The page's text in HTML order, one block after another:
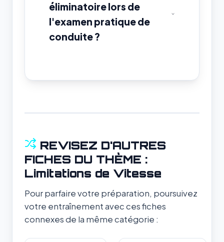
éliminatoire lors de
l'examen pratique de
conduite ?
REVISEZ D'AUTRES
FICHES DU THÈME :
Limitations de Vitesse
Pour parfaire votre préparation, poursuivez
votre entraînement avec ces fiches
connexes de la même catégorie :